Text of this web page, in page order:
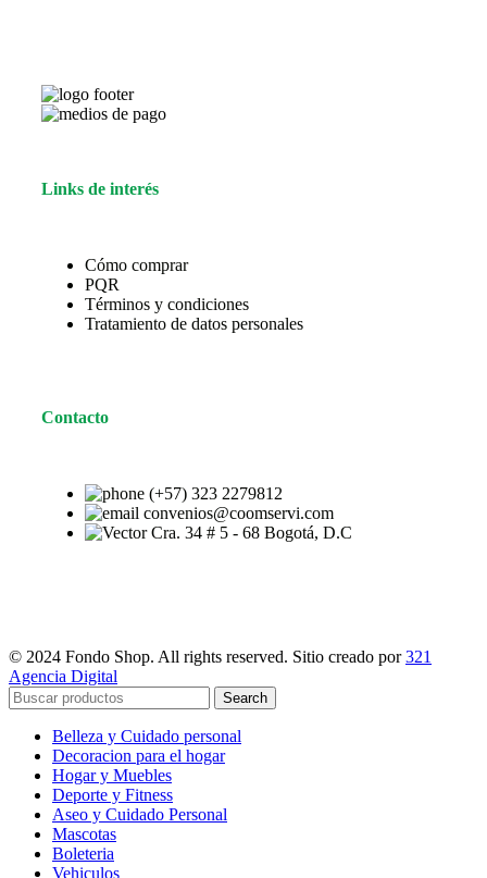
Links de interés
Cómo comprar
PQR
Términos y condiciones
Tratamiento de datos personales
Contacto
(+57) 323 2279812
convenios@coomservi.com
Cra. 34 # 5 - 68 Bogotá, D.C
© 2024 Fondo Shop. All rights reserved. Sitio creado por321
Agencia Digital
Search
Belleza y Cuidado personal
Decoracion para el hogar
Hogar y Muebles
Deporte y Fitness
Aseo y Cuidado Personal
Mascotas
Boleteria
Vehiculos